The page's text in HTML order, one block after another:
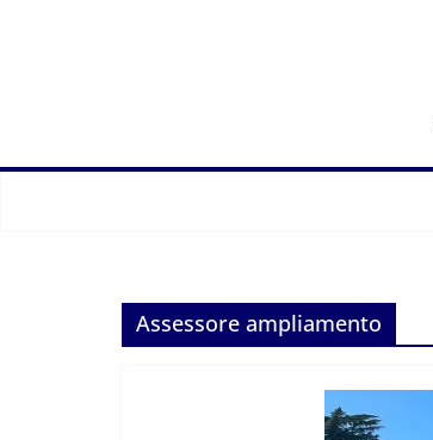
Assessore ampliamento